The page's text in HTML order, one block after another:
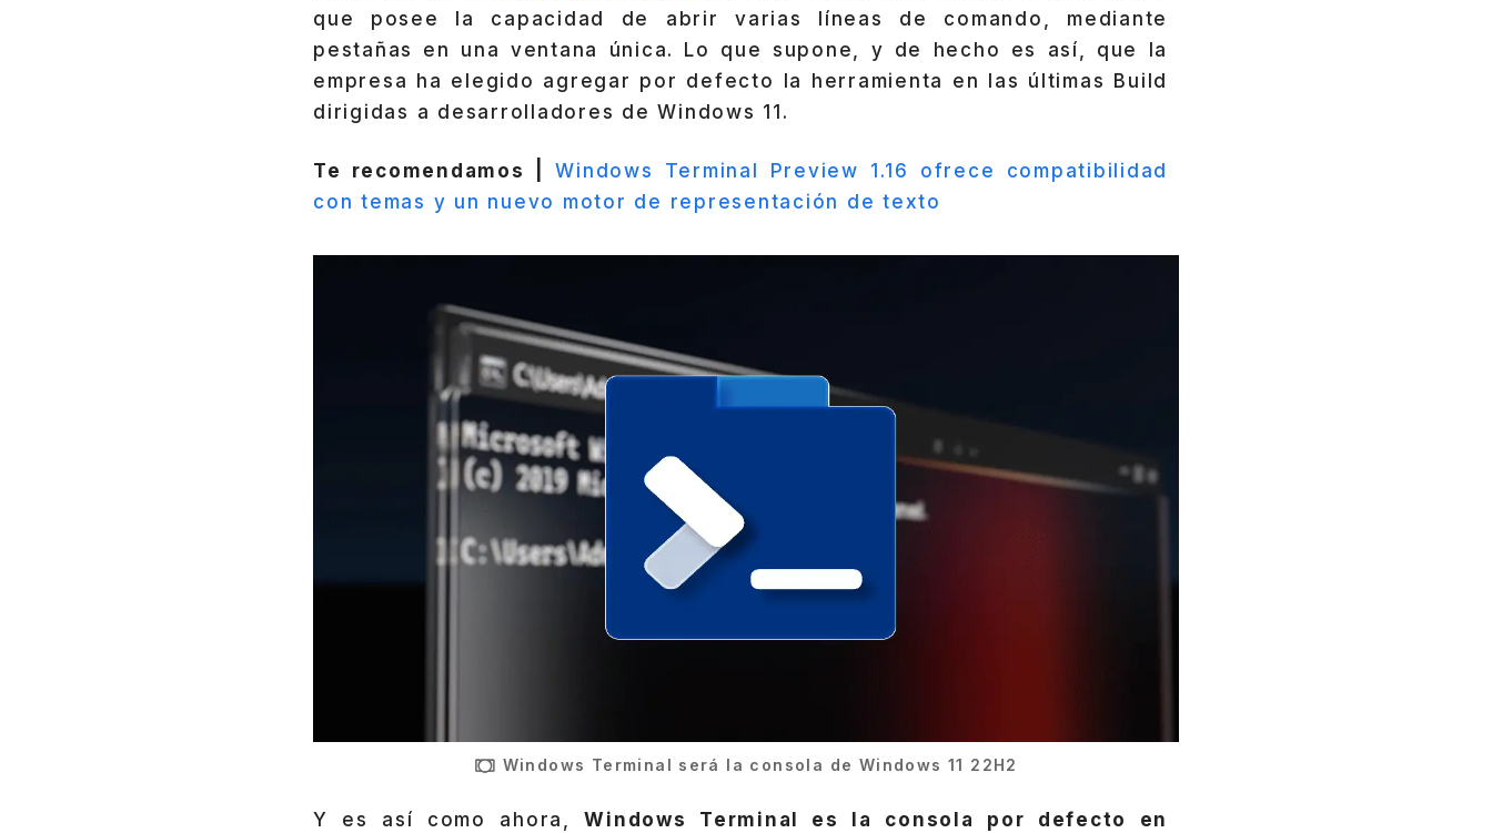
que posee la capacidad de abrir varias líneas de comando, mediante
pestañas en una ventana única. Lo que supone, y de hecho es así, que la
empresa ha elegido agregar por defecto la herramienta en las últimas Build
dirigidas a desarrolladores de Windows 11.
Te recomendamos |
Windows Terminal Preview 1.16 ofrece compatibilidad
con temas y un nuevo motor de representación de texto
Windows Terminal será la consola de Windows 11 22H2
Y es así como ahora,Windows Terminal es la consola por defecto en